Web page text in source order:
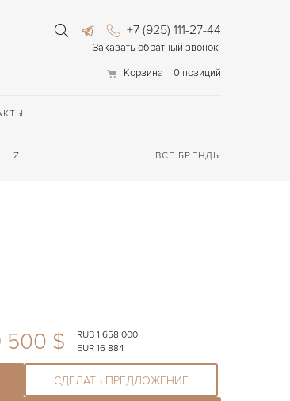
+7 (925) 111-27-44
Заказать обратный звонок
Корзина
0 позиций
Z ВСЕ БРЕНДЫ
500 $
RUB 1 658 000
EUR 16 884
СДЕЛАТЬ ПРЕДЛОЖЕНИЕ